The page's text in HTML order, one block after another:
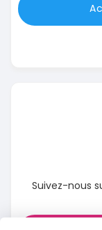
Suivez-nous